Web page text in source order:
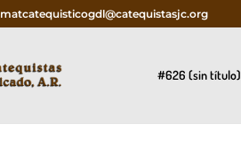
matcatequisticogdl@catequistasjc.org
#626 (sin título)